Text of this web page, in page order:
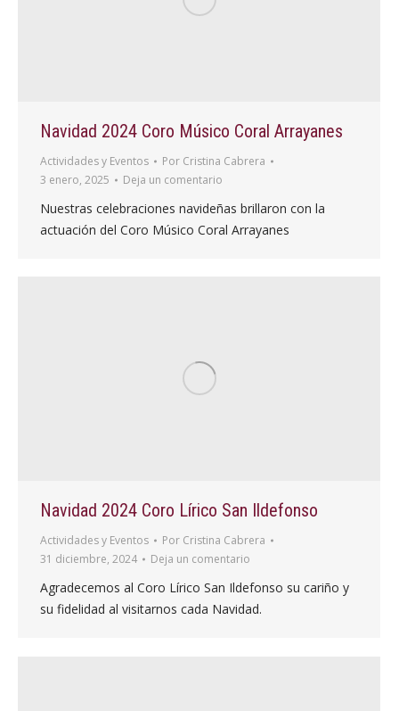
Navidad 2024 Coro Músico Coral Arrayanes
Actividades y Eventos Por Cristina Cabrera
3 enero, 2025
Deja un comentario
Nuestras celebraciones navideñas brillaron con la
actuación del Coro Músico Coral Arrayanes
Navidad 2024 Coro Lírico San Ildefonso
Actividades y Eventos Por Cristina Cabrera
31 diciembre, 2024
Deja un comentario
Agradecemos al Coro Lírico San Ildefonso su cariño y
su fidelidad al visitarnos cada Navidad.